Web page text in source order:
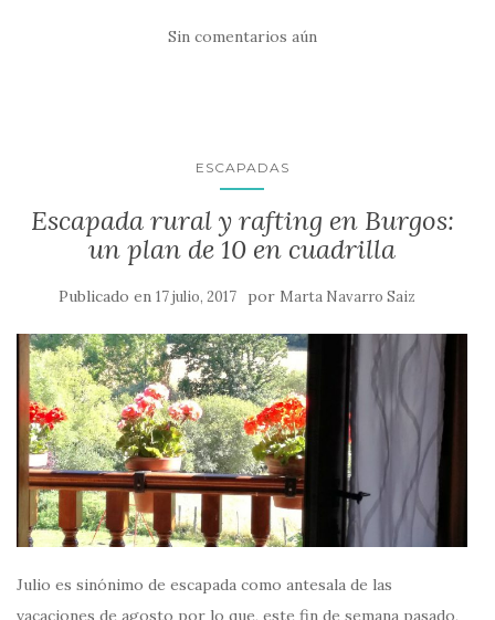
Sin comentarios aún
ESCAPADAS
Escapada rural y rafting en Burgos:
un plan de 10 en cuadrilla
Publicado en 17 julio, 2017 por Marta Navarro Saiz
Julio es sinónimo de escapada como antesala de las
vacaciones de agosto por lo que, este fin de semana pasado,